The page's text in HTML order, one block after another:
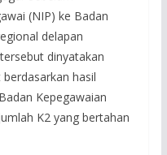
(NIP) ke Badan
delapan
dinyatakan
hasil
Kepegawaian
K2 yang bertahan